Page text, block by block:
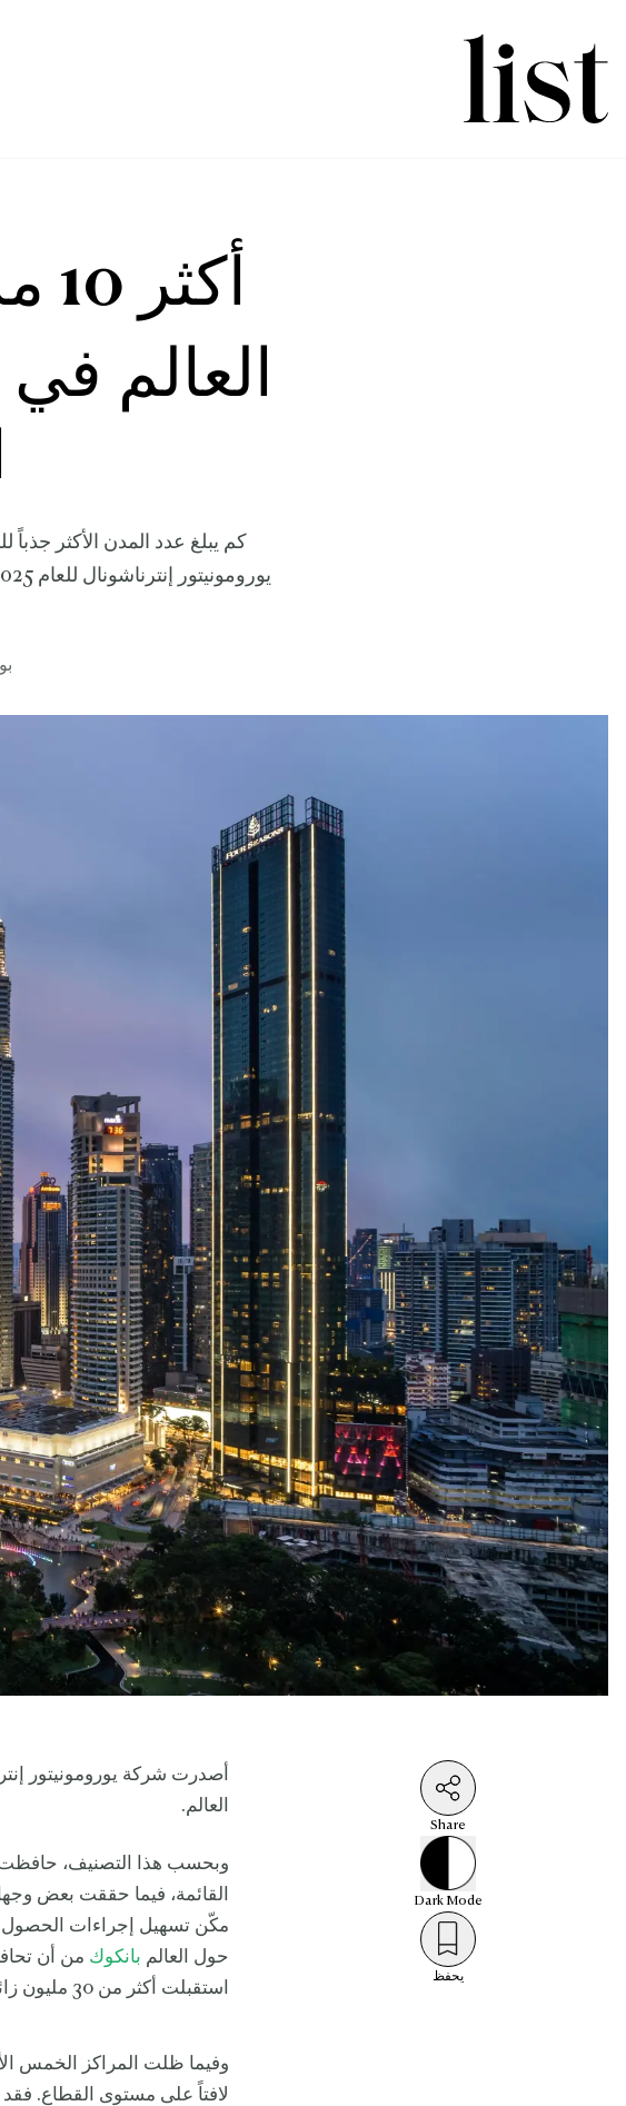
كم يبلغ عدد المدن الأكثر
Share
DarkMode
يحفظ
أصدرت شركة يورومونيتور
العالم.
وبحسب هذا التصنيف،
القائمة، فيما حققت بعض
مكّن تسهيل إجراءات الحصول
حول العالم بانكوك من أن
استقبلت أكثر من 30 مليون زائر.